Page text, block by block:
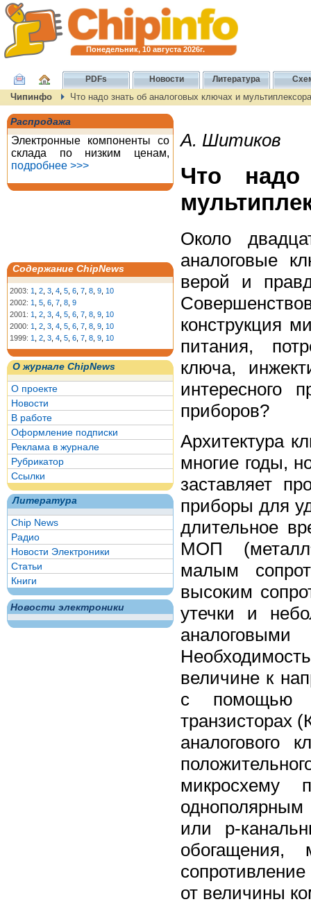
Понедельник, 10 августа 2026г.
PDFs Новости Литература
Чипинфо Что надо знать об аналоговых ключах и
Распродажа
Электронные компоненты со
склада по низким ценам,
подробнее >>>
Содержание ChipNews
2003: 1 2 3 4 5 6 7 8 9 10
2002: 1 5 6 7 8 9
2001: 1 2 3 4 5 6 7 8 9 10
2000: 1 2 3 4 5 6 7 8 9 10
1999: 1 2 3 4 5 6 7 8 9 10
О журнале ChipNews
О проекте
Новости
В работе
Оформление подписки
Реклама в журнале
Рубрикатор
Ссылки
Литература
Chip News
Радио
Новости Электроники
Статьи
Книги
Новости электроники
А. Шитиков
Что
Около
аналоговые
верой и
конструкция
питания,
ключа,
интересного
приборов?
Архитектура
многие годы,
заставляет
приборы для
длительное
МОП
малым
высоким
утечки и
величине к
с помощью
транзисторах
аналогового
микросхему
однополярным
или р-
от величины